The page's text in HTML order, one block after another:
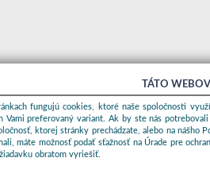
TÁTO
fungujú cookies, ktoré naše spoločnosti
Vami preferovaný variant. Ak by ste nás
ktorej stránky prechádzate, alebo na nášho
máte možnosť podať sťažnosť na Úrade pre
obratom vyriešiť.